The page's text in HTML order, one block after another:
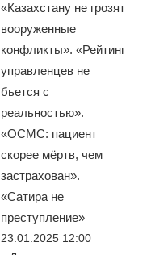
«Казахстану не грозят
вооруженные
конфликты». «Рейтинг
управленцев не
бьется с
реальностью».
«ОСМС: пациент
скорее мёртв, чем
застрахован».
«Сатира не
преступление»
23.01.2025 12:00